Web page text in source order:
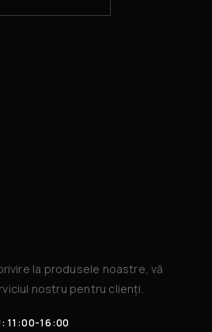
la produsele noastre, vă
nostru pentru clienți.​
11:00-16:00